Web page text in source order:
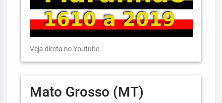
Veja direto no Youtube
Mato Grosso (MT)